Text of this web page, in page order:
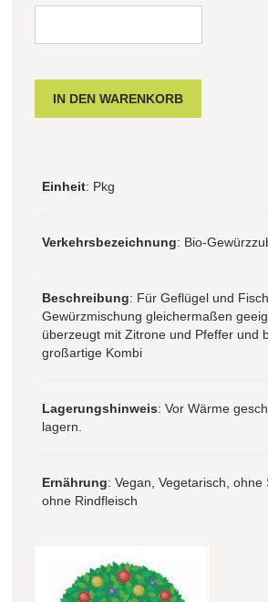
Einheit: Pkg
Verkehrsbezeichnung: Bio-
Beschreibung: Für Geflügel und
Gewürzmischung gleichermaßen
überzeugt mit Zitrone und Pfeffer und
großartige Kombi
Lagerungshinweis: Vor Wärme
lagern.
Ernährung: Vegan, Vegetarisch, ohne
ohne Rindfleisch